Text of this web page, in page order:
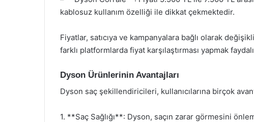
kablosuz kullanım özelliği ile dikkat çekmektedir.
Fiyatlar, satıcıya ve kampanyalara bağlı olarak
farklı platformlarda fiyat karşılaştırması yapmak
Dyson Ürünlerinin Avantajları
Dyson saç şekillendiricileri, kullanıcılarına birçok
1. **Saç Sağlığı**: Dyson, saçın zarar görmesini